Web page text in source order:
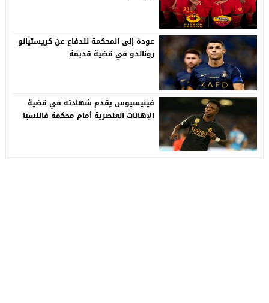
عودة إلى المحكمة للدفاع عن كريستيانو
رونالدو في قضية قديمة
فينيسيوس يقدم شهادته في قضية
الإهانات العنصرية أمام محكمة فالنسيا